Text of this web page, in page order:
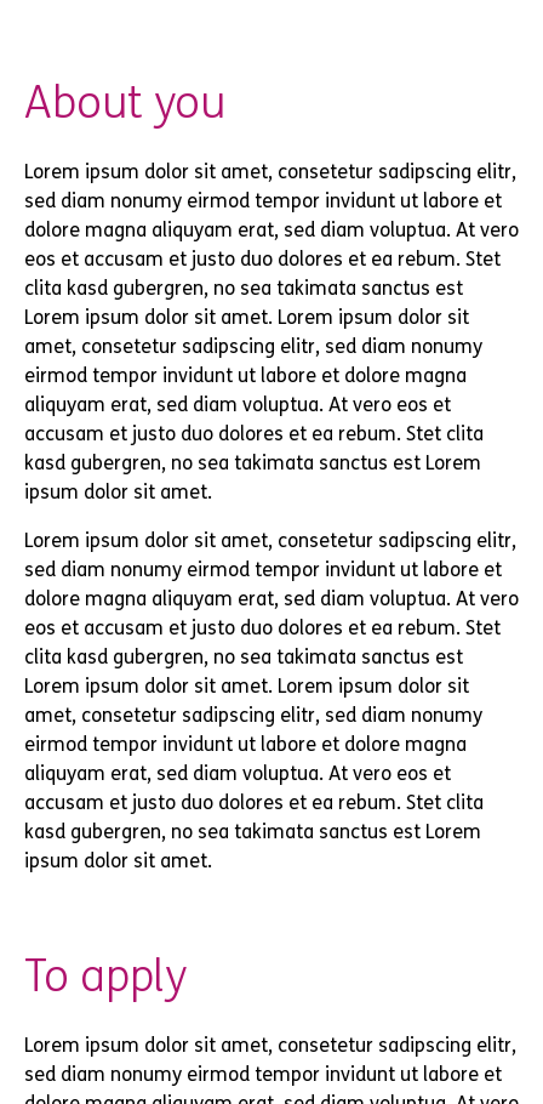
About you
Lorem ipsum dolor sit amet, consetetur sadipscing elitr,
sed diam nonumy eirmod tempor invidunt ut labore et
dolore magna aliquyam erat, sed diam voluptua. At vero
eos et accusam et justo duo dolores et ea rebum. Stet
clita kasd gubergren, no sea takimata sanctus est
Lorem ipsum dolor sit amet. Lorem ipsum dolor sit
amet, consetetur sadipscing elitr, sed diam nonumy
eirmod tempor invidunt ut labore et dolore magna
aliquyam erat, sed diam voluptua. At vero eos et
accusam et justo duo dolores et ea rebum. Stet clita
kasd gubergren, no sea takimata sanctus est Lorem
ipsum dolor sit amet.
Lorem ipsum dolor sit amet, consetetur sadipscing elitr,
sed diam nonumy eirmod tempor invidunt ut labore et
dolore magna aliquyam erat, sed diam voluptua. At vero
eos et accusam et justo duo dolores et ea rebum. Stet
clita kasd gubergren, no sea takimata sanctus est
Lorem ipsum dolor sit amet. Lorem ipsum dolor sit
amet, consetetur sadipscing elitr, sed diam nonumy
eirmod tempor invidunt ut labore et dolore magna
aliquyam erat, sed diam voluptua. At vero eos et
accusam et justo duo dolores et ea rebum. Stet clita
kasd gubergren, no sea takimata sanctus est Lorem
ipsum dolor sit amet.
To apply
Lorem ipsum dolor sit amet, consetetur sadipscing elitr,
sed diam nonumy eirmod tempor invidunt ut labore et